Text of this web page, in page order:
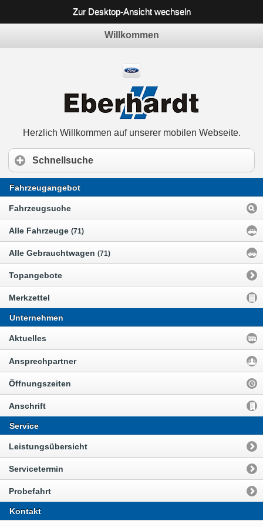
Zur Desktop-Ansicht wechseln
Willkommen
Herzlich Willkommen auf unserer mobilen Webseite.
Schnellsuche
Fahrzeugangebot
Fahrzeugsuche
Alle Fahrzeuge (71)
Alle Gebrauchtwagen (71)
Topangebote
Merkzettel
Unternehmen
Aktuelles
Ansprechpartner
Öffnungszeiten
Anschrift
Service
Leistungsübersicht
Servicetermin
Probefahrt
Kontakt